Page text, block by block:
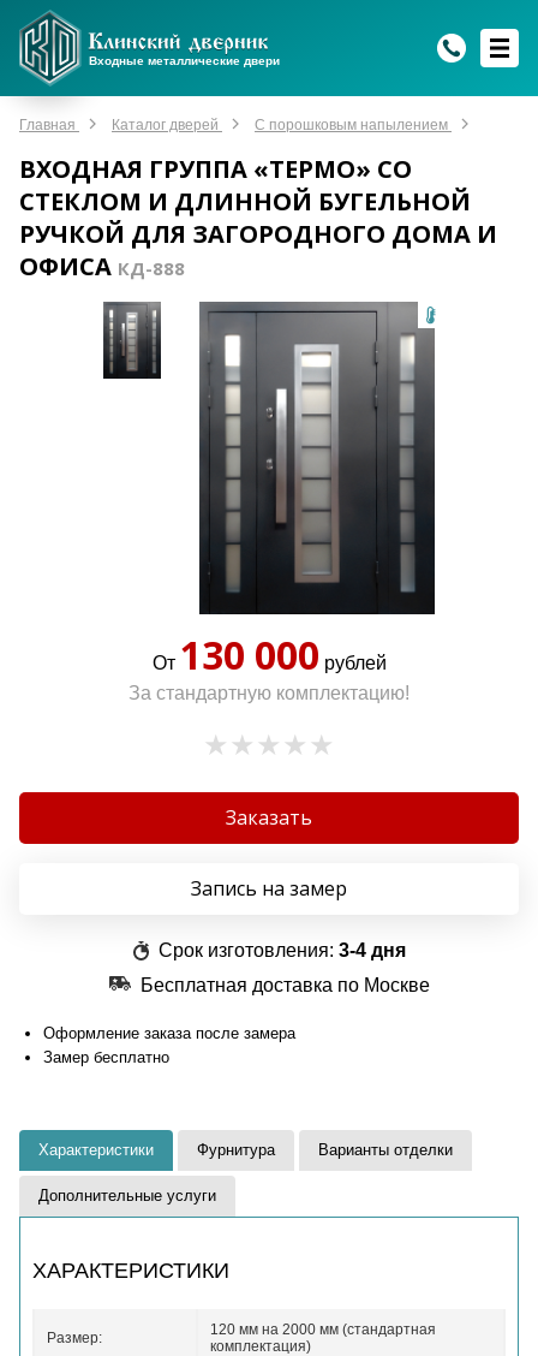
Входные металлические двери
Главная Каталог дверей С порошковым напылением
ВХОДНАЯ ГРУППА «ТЕРМО» СО
СТЕКЛОМ И ДЛИННОЙ БУГЕЛЬНОЙ
РУЧКОЙ ДЛЯ ЗАГОРОДНОГО ДОМА И
ОФИСА КД-888
От 130 000 рублей
За стандартную комплектацию!
Заказать
Запись на замер
Срок изготовления: 3-4 дня
Бесплатная доставка по Москве
Оформление заказа после замера
Замер бесплатно
Характеристики Фурнитура Варианты отделки
Дополнительные услуги
ХАРАКТЕРИСТИКИ
Размер:
120 мм на 2000 мм (стандартная
комплектация)
Max
Мы онлайн!
WhatsApp
Мы онлайн!
Telegram
Мы онлайн!
Max
Мы онлайн!
WhatsApp
Мы онлайн!